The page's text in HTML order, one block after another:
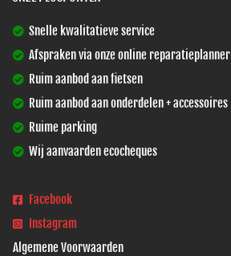
Snelle kwalitatieve service
Afspraken via onze online reparatieplanner
Ruim aanbod aan fietsen
Ruim aanbod aan onderdelen + accessoires
Ruime parking
Wij aanvaarden ecocheques
Facebook
Instagram
Algemene Voorwaarden